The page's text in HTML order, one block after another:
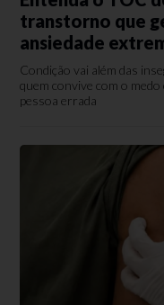
transtorno que
ansiedade
Condição vai além das
quem convive com o
pessoa errada